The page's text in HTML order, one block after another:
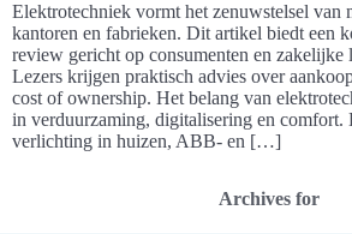
Elektrotechniek vormt het zenuwstelsel van
kantoren en fabrieken. Dit artikel biedt een
review gericht op consumenten en zakelijke
Lezers krijgen praktisch advies over
cost of ownership. Het belang van
in verduurzaming, digitalisering en comfort.
verlichting in huizen, ABB- en […]
Archives for